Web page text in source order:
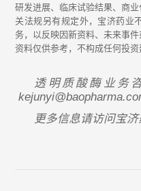
研发进展、临床试验结果、商
关法规另有规定外，宝济药业
务，以反映因新资料、未来事
资料仅供参考，不构成任何投
透明质酸酶业务
更多信息请访问宝